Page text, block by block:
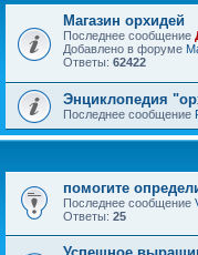
Магазин орхидей
Последнее сообщение
Добавлено в форуме
Ответы: 62422
Энциклопедия
Последнее сообщение
помогите
Последнее сообщение
Ответы: 25